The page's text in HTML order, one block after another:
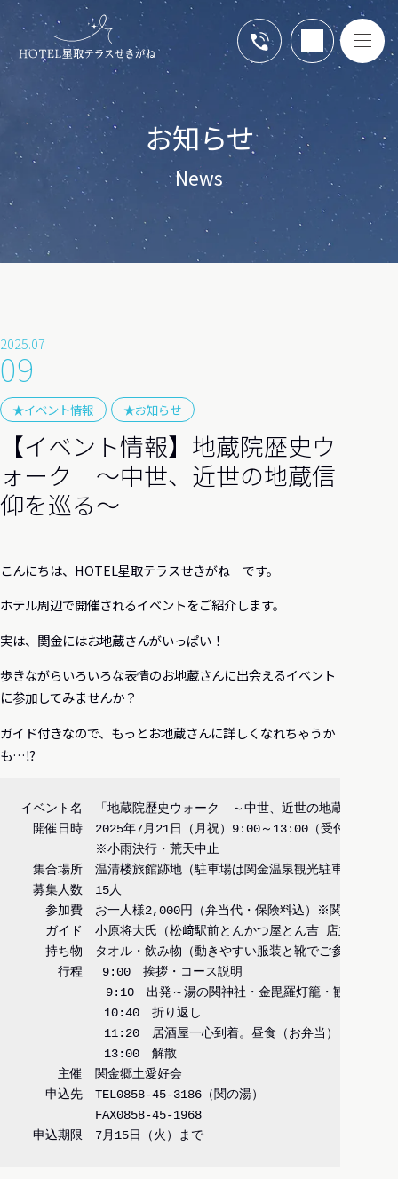
お知らせ
News
2025.07
09
★イベント情報 ★お知らせ
【イベント情報】地蔵院歴史ウ
ォーク ～中世、近世の地蔵信
仰を巡る～
こんにちは、HOTEL星取テラスせきがね です。
ホテル周辺で開催されるイベントをご紹介します。
実は、関金にはお地蔵さんがいっぱい！
歩きながらいろいろな表情のお地蔵さんに出会えるイベント
に参加してみませんか？
ガイド付きなので、もっとお地蔵さんに詳しくなれちゃうか
も…⁉
イベント名　「地蔵院歴史ウォーク　～中世、近世の地蔵信仰を巡
開催日時　2025年7月21日（月祝）9:00～13:00（受付開始
※小雨決行・荒天中止
集合場所　温清楼旅館跡地（駐車場は関金温泉観光駐車場を利用
募集人数　15人
参加費　お一人様2,000円（弁当代・保険料込）※関の湯入浴
ガイド　小原将大氏（松﨑駅前とんかつ屋とん吉 店主）
持ち物　タオル・飲み物（動きやすい服装と靴でご参加くださ
行程　 9:00　挨拶・コース説明
9:10　出発～湯の関神社・金毘羅灯籠・観音堂・不
10:40　折り返し
11:20　居酒屋一心到着。昼食（お弁当）
13:00　解散
主催　関金郷土愛好会
申込先　TEL0858-45-3186 （関の湯）
FAX0858-45-1968
申込期限　7月15日（火）まで